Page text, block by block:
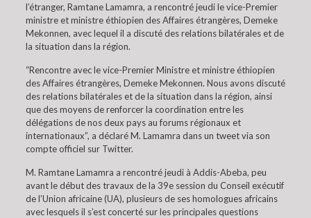
l’étranger, Ramtane Lamamra, a rencontré jeudi le vice-Premier
ministre et ministre éthiopien des Affaires étrangères, Demeke
Mekonnen, avec lequel il a discuté des relations bilatérales et de
la situation dans la région.
“Rencontre avec le vice-Premier Ministre et ministre éthiopien
des Affaires étrangères, Demeke Mekonnen. Nous avons discuté
des relations bilatérales et de la situation dans la région, ainsi
que des moyens de renforcer la coordination entre les
délégations de nos deux pays au forums régionaux et
internationaux”, a déclaré M. Lamamra dans un tweet via son
compte officiel sur Twitter.
M. Ramtane Lamamra a rencontré jeudi à Addis-Abeba, peu
avant le début des travaux de la 39e session du Conseil exécutif
de l’Union africaine (UA), plusieurs de ses homologues africains
avec lesquels il s’est concerté sur les principales questions